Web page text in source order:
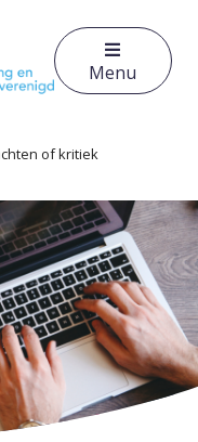
Menu
of kritiek